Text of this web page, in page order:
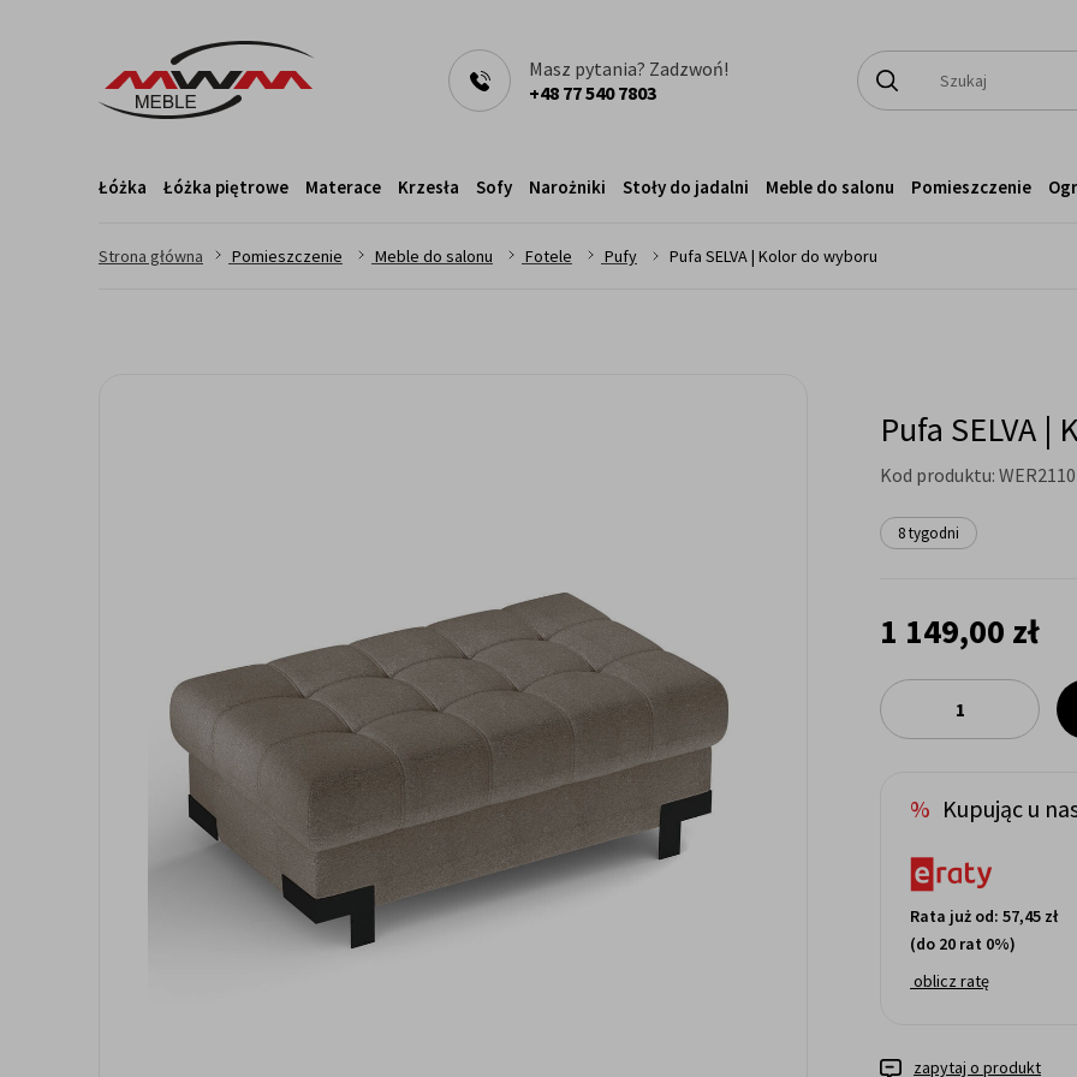
Masz pytania? Zadzwoń!
+48 77 540 7803
Łóżka Łóżka piętrowe Materace Krzesła Sofy Narożniki Stoły do jadalni Meble do salonu Pomieszczenie
Strona główna > Pomieszczenie > Meble do salonu > Fotele > Pufy > Pufa SELVA | Kolor do wyboru
Pufa SELVA
Kod produktu:
8 tygodni
1 149,00 zł
Kupując u
Rata już od: 57,45 zł
(do 20 rat 0%)
oblicz ratę
zapytaj o produkt